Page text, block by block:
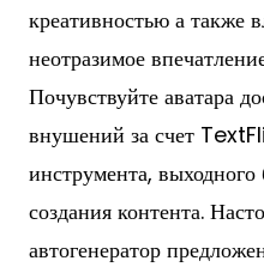
креативностью а также
неотразимое
Почувствуйте аватара
внушений за счет
инструмента,
создания контента.
автогенератор